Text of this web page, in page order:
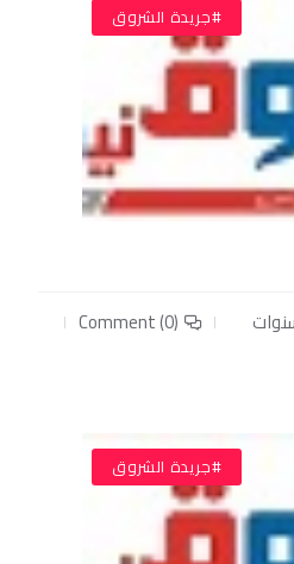
#جريدة الشروق
Comment (0)
#جريدة الشروق